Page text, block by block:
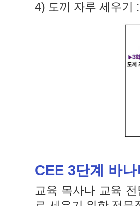
4) 도끼 자루 세우기
CEE 3단계 바
교육 목사나 교육